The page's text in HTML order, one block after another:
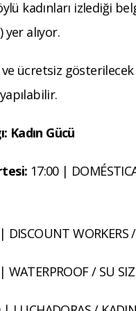
kadınları izlediği
yer alıyor.
ve ücretsiz
Kadın Gücü
17:00 |
DISCOUNT
WATERPROOF / SU